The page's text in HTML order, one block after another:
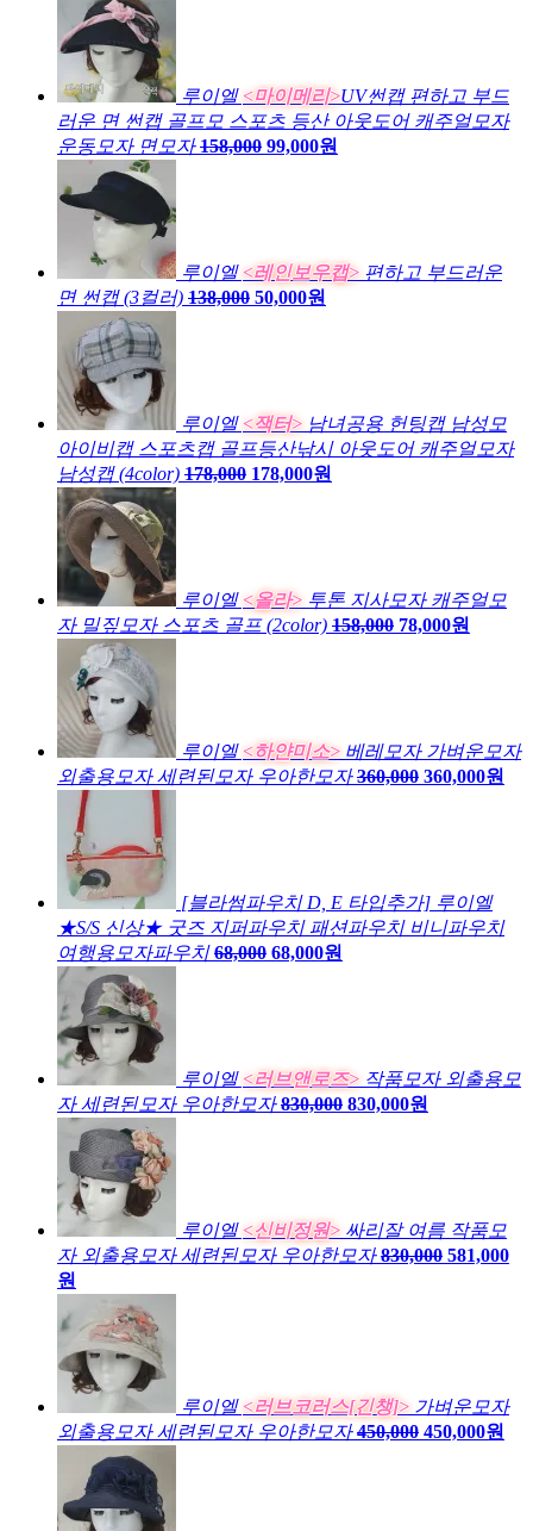
루이엘 <마이메리>UV썬캡 편하고 부드
러운 면 썬캡 골프모 스포츠 등산 아웃도어 캐주얼모자
운동모자 면모자158,000 99,000원
루이엘 <레인보우캡> 편하고 부드러운
면 썬캡 (3컬러) 138,000 50,000원
루이엘 <잭터> 남녀공용 헌팅캡 남성모
아이비캡 스포츠캡 골프등산낚시 아웃도어 캐주얼모자
남성캡 (4color) 178,000 178,000원
루이엘 <올라> 투톤 지사모자 캐주얼모
자 밀짚모자 스포츠 골프 (2color) 158,000 78,000원
루이엘 <하얀미소> 베레모자 가벼운모자
외출용모자 세련된모자 우아한모자 360,000 360,000원
[블라썸파우치 D, E 타입추가] 루이엘
★S/S 신상★ 굿즈 지퍼파우치 패션파우치 비니파우치
여행용모자파우치 68,000 68,000원
루이엘 <러브앤로즈> 작품모자 외출용모
자 세련된모자 우아한모자 830,000 830,000원
루이엘 <신비정원> 싸리잘 여름 작품모
자 외출용모자 세련된모자 우아한모자 830,000 581,000
원
루이엘 <러브코러스[긴챙]> 가벼운모자
외출용모자 세련된모자 우아한모자 450,000 450,000원